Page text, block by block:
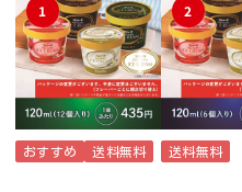
1
おすすめ 送料無料
2
送料無料